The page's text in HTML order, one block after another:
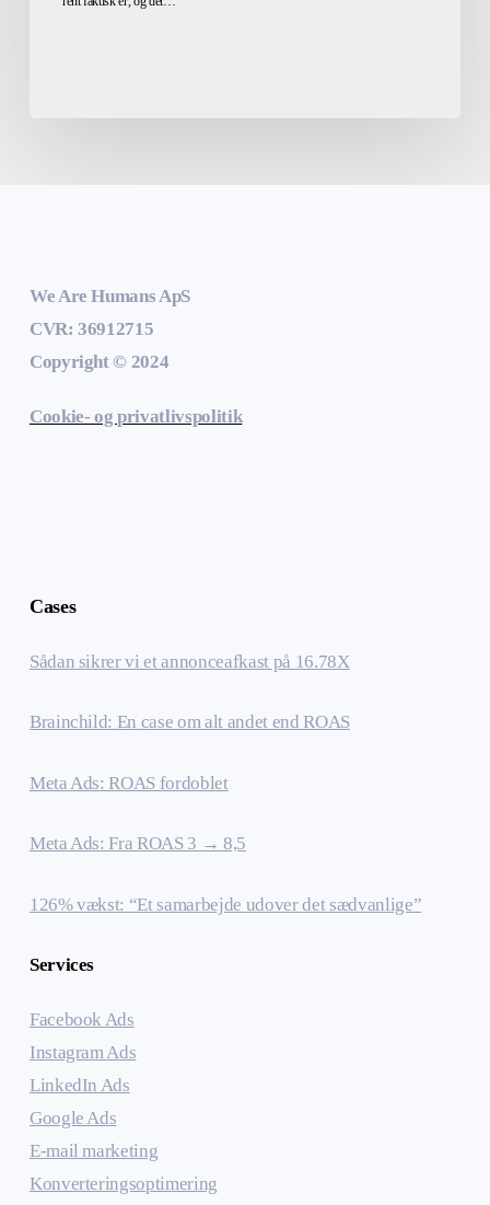
We Are Humans ApS
CVR: 36912715
Copyright © 2024
Cookie- og privatlivspolitik
Cases
Sådan sikrer vi et annonceafkast på 16.78X
Brainchild: En case om alt andet end ROAS
Meta Ads: ROAS fordoblet
Meta Ads: Fra ROAS 3 → 8,5
126% vækst: “Et samarbejde udover det sædvanlige”
Services
Facebook Ads
Instagram Ads
LinkedIn Ads
Google Ads
E-mail marketing
Konverteringsoptimering